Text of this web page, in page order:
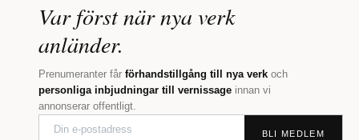
Var först när nya verk
anländer.
Prenumeranter får förhandstillgång till nya verk och
personliga inbjudningar till vernissage innan vi
annonserar offentligt.
BLI MEDLEM